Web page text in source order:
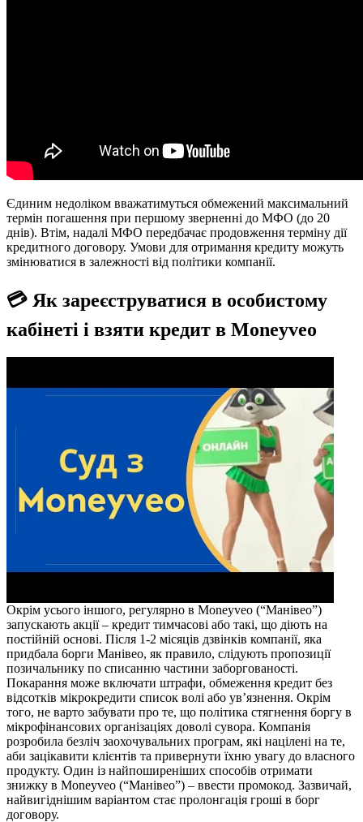
Єдиним недоліком вважатимуться обмежений максимальний
термін погашення при першому зверненні до МФО (до 20
днів). Втім, надалі МФО передбачає продовження терміну дії
кредитного договору. Умови для отримання кредиту можуть
змінюватися в залежності від політики компанії.
💳 Як зареєструватися в особистому
кабінеті і взяти кредит в Moneyveo
Окрім усього іншого, регулярно в Moneyveo (“Манівео”)
запускають акції – кредит тимчасові або такі, що діють на
постійній основі. Після 1-2 місяців дзвінків компанії, яка
придбала 6opги Манівео, як правило, слідують пропозиції
позичальнику по списанню частини заборгованості.
Покарання може включати штрафи, обмеження кредит без
відсотків мікрокредити список волі або ув’язнення. Окрім
того, не варто забувати про те, що політика стягнення боргу в
мікрофінансових організаціях доволі сувора. Компанія
розробила безліч заохочувальних програм, які націлені на те,
аби зацікавити клієнтів та привернути їхню увагу до власного
продукту. Один із найпоширеніших способів отримати
знижку в Moneyveo (“Манівео”) – ввести промокод. Зазвичай,
найвигіднішим варіантом стає пролонгація гроші в борг
договору.